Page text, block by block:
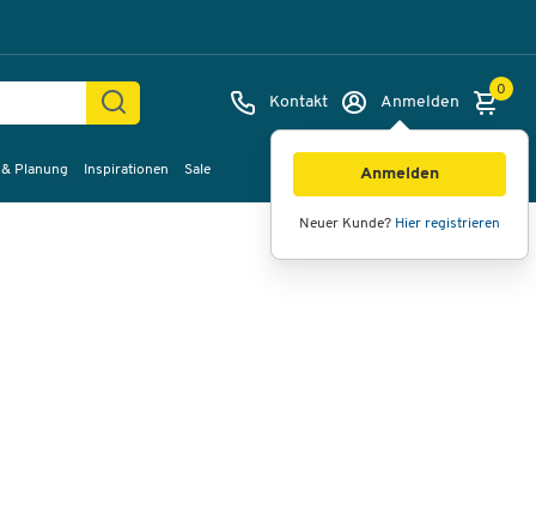
Kontakt Anmelden
Anmelden
Neuer Kunde? Hier registrieren
0
Planung Inspirationen Sale
Bilder Videos 360°-Ansicht